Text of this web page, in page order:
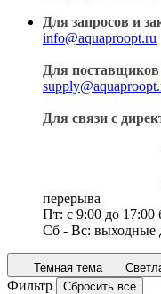
Для запросов и
info@aquaproopt.ru
Для
Для связи с
перерыва
Пт: с 9:00 до 17:00
Сб - Вс: выходные
Темная тема
Фильтр Сбросить все